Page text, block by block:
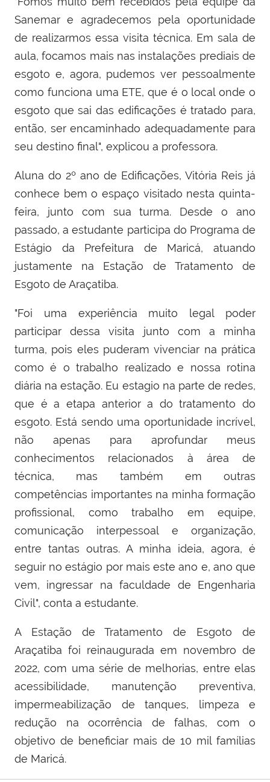
Sanemar e agradecemos pela oportunidade
de realizarmos essa visita técnica. Em sala de
aula, focamos mais nas instalações prediais de
esgoto e, agora, pudemos ver pessoalmente
como funciona uma ETE, que é o local onde o
esgoto que sai das edificações é tratado para,
então, ser encaminhado adequadamente para
seu destino final", explicou a professora.
Aluna do 2º ano de Edificações, Vitória Reis já
conhece bem o espaço visitado nesta quinta-
feira, junto com sua turma. Desde o ano
passado, a estudante participa do Programa de
Estágio da Prefeitura de Maricá, atuando
justamente na Estação de Tratamento de
Esgoto de Araçatiba.
"Foi uma experiência muito legal poder
participar dessa visita junto com a minha
turma, pois eles puderam vivenciar na prática
como é o trabalho realizado e nossa rotina
diária na estação. Eu estagio na parte de redes,
que é a etapa anterior a do tratamento do
esgoto. Está sendo uma oportunidade incrível,
não apenas para aprofundar meus
conhecimentos relacionados à área de
técnica, mas também em outras
competências importantes na minha formação
profissional, como trabalho em equipe,
comunicação interpessoal e organização,
entre tantas outras. A minha ideia, agora, é
seguir no estágio por mais este ano e, ano que
vem, ingressar na faculdade de Engenharia
Civil", conta a estudante.
A Estação de Tratamento de Esgoto de
Araçatiba foi reinaugurada em novembro de
2022, com uma série de melhorias, entre elas
acessibilidade, manutenção preventiva,
impermeabilização de tanques, limpeza e
redução na ocorrência de falhas, com o
objetivo de beneficiar mais de 10 mil famílias
de Maricá.